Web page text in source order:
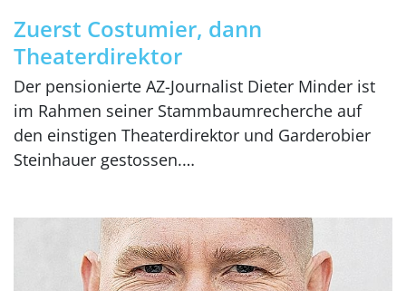
Zuerst Costumier, dann
Theaterdirektor
Der pensionierte AZ-Journalist Dieter Minder ist
im Rahmen seiner Stammbaumrecherche auf
den einstigen Theaterdirektor und Garderobier
Steinhauer gestossen.…